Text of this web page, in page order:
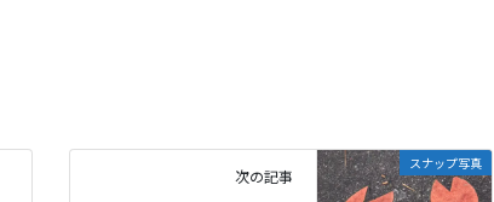
スナップ写真
次の記事